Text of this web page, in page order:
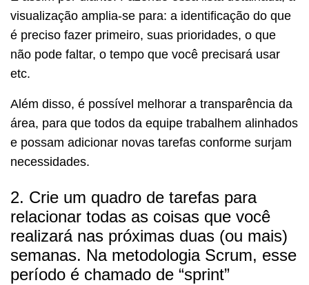
visualização amplia-se para: a identificação do que
é preciso fazer primeiro, suas prioridades, o que
não pode faltar, o tempo que você precisará usar
etc.
Além disso, é possível melhorar a transparência da
área, para que todos da equipe trabalhem alinhados
e possam adicionar novas tarefas conforme surjam
necessidades.
2. Crie um quadro de tarefas para
relacionar todas as coisas que você
realizará nas próximas duas (ou mais)
semanas. Na metodologia Scrum, esse
período é chamado de “sprint”